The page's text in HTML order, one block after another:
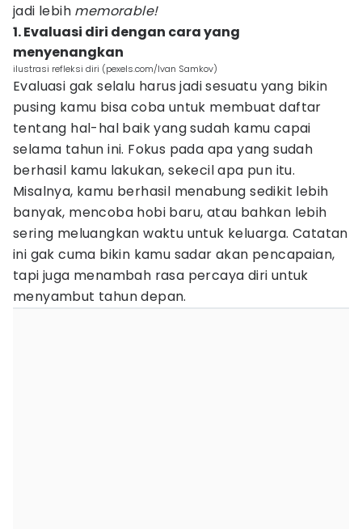
jadi lebih memorable!
1. Evaluasi diri dengan cara yang
menyenangkan
ilustrasi refleksi diri (pexels.com/Ivan Samkov)
Evaluasi gak selalu harus jadi sesuatu yang bikin
pusing kamu bisa coba untuk membuat daftar
tentang hal-hal baik yang sudah kamu capai
selama tahun ini. Fokus pada apa yang sudah
berhasil kamu lakukan, sekecil apa pun itu.
Misalnya, kamu berhasil menabung sedikit lebih
banyak, mencoba hobi baru, atau bahkan lebih
sering meluangkan waktu untuk keluarga. Catatan
ini gak cuma bikin kamu sadar akan pencapaian,
tapi juga menambah rasa percaya diri untuk
menyambut tahun depan.